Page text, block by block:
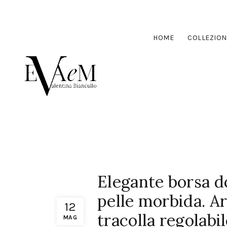
HOME
12
MAG
Elegante borsa
pelle morbida.
tracolla